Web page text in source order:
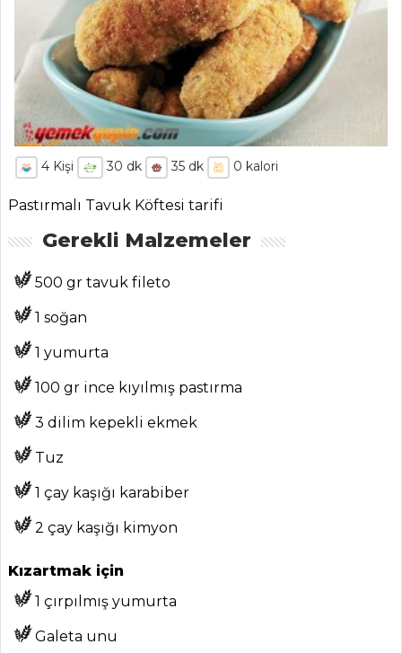
ANASAYFA
Medya
4 Kişi 30 dk 35 dk 0 kalori
Pastırmalı Tavuk Köftesi tarifi
Gerekli Malzemeler
500 gr tavuk fileto
1 soğan
1 yumurta
100 gr ince kıyılmış pastırma
3 dilim kepekli ekmek
Tuz
1 çay kaşığı karabiber
2 çay kaşığı kimyon
Kızartmak için
1 çırpılmış yumurta
Galeta unu